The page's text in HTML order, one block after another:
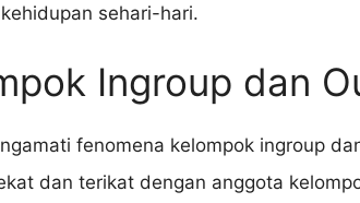
sehari-hari.
Ingroup dan
fenomena kelompok ingroup
dan terikat dengan anggota